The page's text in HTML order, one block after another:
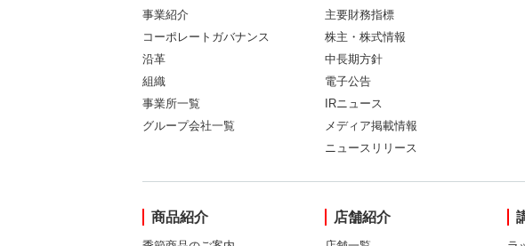
事業紹介
コーポレートガバナンス
沿革
組織
事業所一覧
グループ会社一覧
主要財務指標
株主・株式情報
中長期方針
電子公告
IRニュース
メディア掲載情報
ニュースリリース
商品紹介 店舗紹介